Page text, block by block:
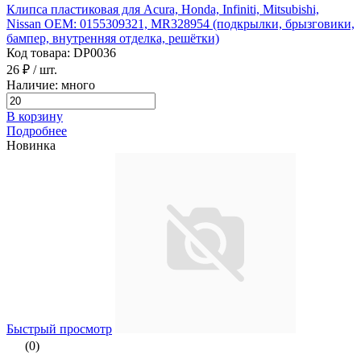
Клипса пластиковая для Acura, Honda, Infiniti, Mitsubishi,
Nissan ОЕМ: 0155309321, MR328954 (подкрылки, брызговики,
бампер, внутренняя отделка, решётки)
Код товара: DP0036
26 ₽ / шт.
Наличие: много
В корзину
Подробнее
Новинка
Быстрый просмотр
(0)